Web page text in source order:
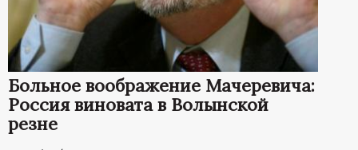
а
л
Больное воображение Мачеревича:
Россия виновата в Волынской
резне